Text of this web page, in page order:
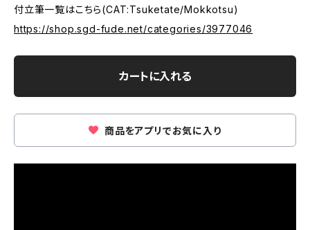
付立筆一覧はこちら(CAT:Tsuketate/Mokkotsu)
https://shop.sgd-fude.net/categories/3977046
カートに入れる
商品をアプリでお気に入り